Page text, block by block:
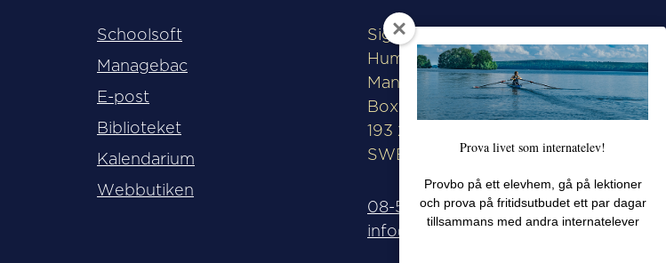
Schoolsoft
Managebac
E-post
Biblioteket
Kalendarium
Webbutiken
Sigtunaskolan
Humanistiska Läroverket
Manfred Björkquists allé 8
Box 508
193 28 Sigtuna
SWEDEN
08-592 571 00
info@sshl.se
Prova livet som internatelev!
Provbo på ett elevhem, gå på lektioner
och prova på fritidsutbudet ett par dagar
tillsammans med andra internatelever